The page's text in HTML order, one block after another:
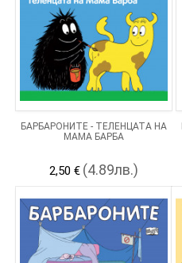
БАРБАРОНИТЕ - ТЕЛЕНЦАТА НА
МАМА БАРБА
2,50 € (4.89лв.)